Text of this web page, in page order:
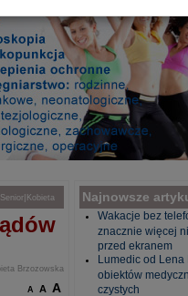
Senior| Kobieta
Brzozowska
A A A
Najnowsze
Wakacje bez
znacznie więcej
przed ekranem
Lumedic od
obiektów
czystych